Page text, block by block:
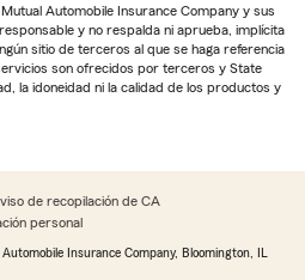
Automobile Insurance Company y sus
y no respalda ni aprueba, implícita
sitio de terceros al que se haga referencia
son ofrecidos por terceros y State
la idoneidad ni la calidad de los productos y
de recopilación de CA
personal
Insurance Company, Bloomington, IL